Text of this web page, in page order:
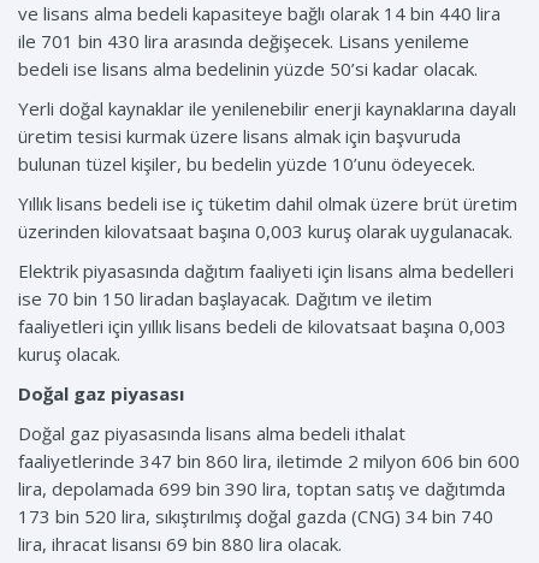
ve lisans alma bedeli kapasiteye bağlı olarak 14 bin 440 lira
ile 701 bin 430 lira arasında değişecek. Lisans yenileme
bedeli ise lisans alma bedelinin yüzde 50’si kadar olacak.
Yerli doğal kaynaklar ile yenilenebilir enerji kaynaklarına dayalı
üretim tesisi kurmak üzere lisans almak için başvuruda
bulunan tüzel kişiler, bu bedelin yüzde 10’unu ödeyecek.
Yıllık lisans bedeli ise iç tüketim dahil olmak üzere brüt üretim
üzerinden kilovatsaat başına 0,003 kuruş olarak uygulanacak.
Elektrik piyasasında dağıtım faaliyeti için lisans alma bedelleri
ise 70 bin 150 liradan başlayacak. Dağıtım ve iletim
faaliyetleri için yıllık lisans bedeli de kilovatsaat başına 0,003
kuruş olacak.
Doğal gaz piyasası
Doğal gaz piyasasında lisans alma bedeli ithalat
faaliyetlerinde 347 bin 860 lira, iletimde 2 milyon 606 bin 600
lira, depolamada 699 bin 390 lira, toptan satış ve dağıtımda
173 bin 520 lira, sıkıştırılmış doğal gazda (CNG) 34 bin 740
lira, ihracat lisansı 69 bin 880 lira olacak.